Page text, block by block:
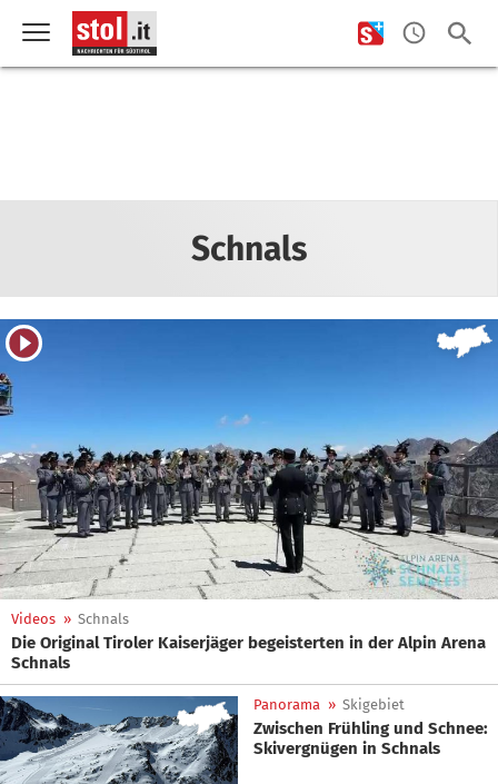
Schnals
Videos » Schnals
Die Original Tiroler Kaiserjäger begeisterten in der Alpin Arena
Schnals
Panorama » Skigebiet
Zwischen Frühling und Schnee:
Skivergnügen in Schnals